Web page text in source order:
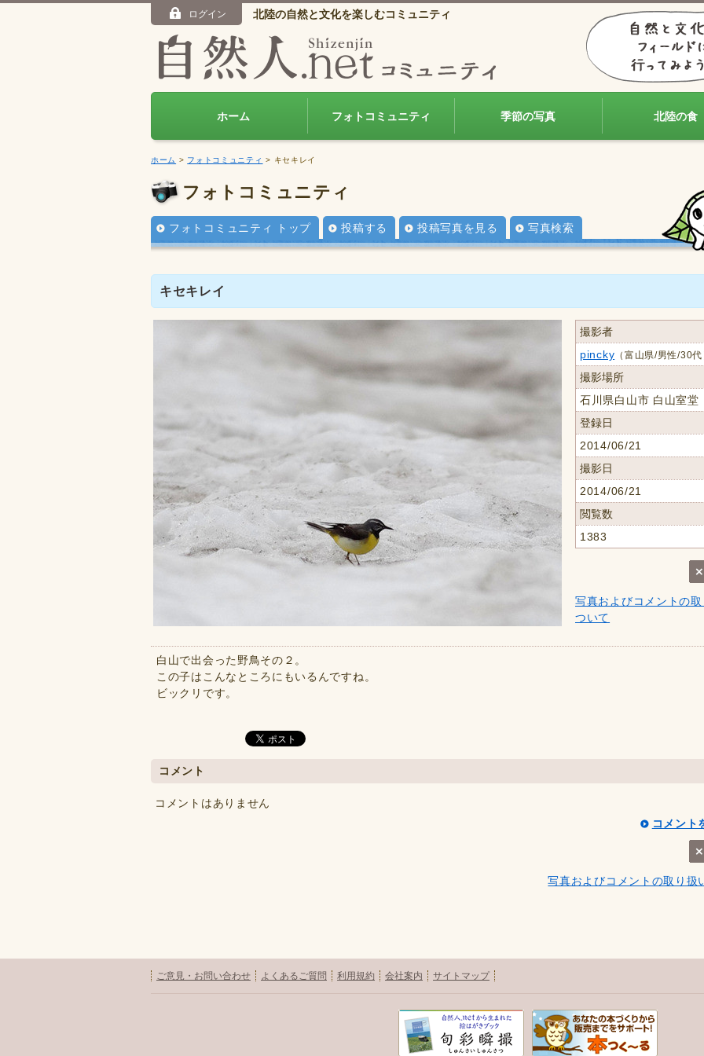
ログイン 北陸の自然と文化を楽しむコミュニティ
ホーム フォトコミュニティ 季節の写真 北陸の食
ホーム > フォトコミュニティ > キセキレイ
フォトコミュニティ
フォトコミュニティ トップ 投稿する 投稿写真を見る 写真検索
キセキレイ
撮影者
pincky （富山県/男性/30代
撮影場所
石川県白山市 白山室堂
登録日
2014/06/21
撮影日
2014/06/21
閲覧数
1383
写真およびコメントの取
ついて
白山で出会った野鳥その２。
この子はこんなところにもいるんですね。
ビックリです。
コメント
コメントはありません
コメント
写真およびコメントの取り扱
ご意見・お問い合わせ よくあるご質問 利用規約 会社案内 サイトマップ